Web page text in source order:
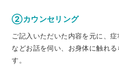
②カウンセリング
ご記入いただいた内容を元に、
などお話を伺い、お身体に触れ
す。